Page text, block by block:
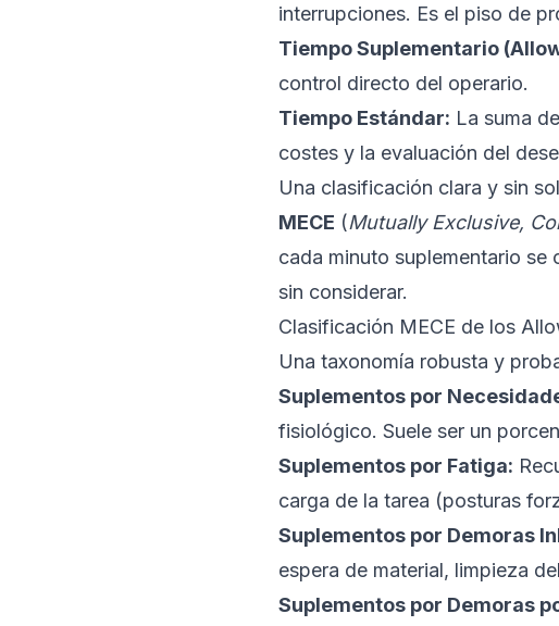
interrupciones. Es el piso de
Tiempo Suplementario
control directo del operario.
Tiempo Estándar: La suma
costes y la evaluación del
Una clasificación clara y sin
MECE (Mutually Exclusive,
cada minuto suplementario
sin considerar.
Clasificación MECE de los
Una taxonomía robusta y
Suplementos por
fisiológico. Suele ser un
Suplementos por Fatiga:
carga de la tarea (posturas
Suplementos por Demoras
espera de material, limpieza
Suplementos por Demoras